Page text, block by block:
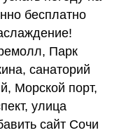
бесплатно
Парк
санаторий
Морской порт,
улица
сайт Сочи